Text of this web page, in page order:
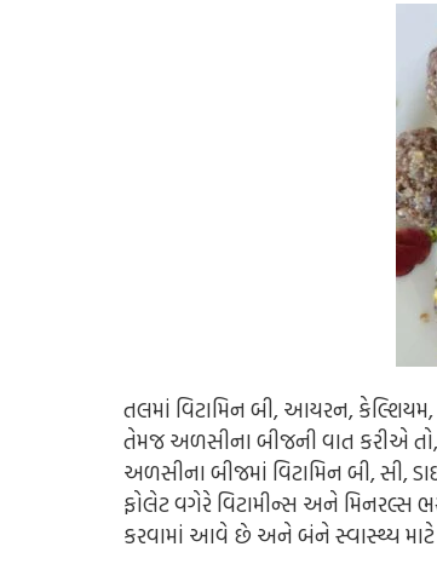
તલમાં વિટામિન બી, આયરન,
તેમજ અળસીના બીજની વાત કરીએ
અળસીના બીજમાં વિટામિન બી, સી,
ફોલેટ વગેરે વિટામીન્સ અને મિનરલ્સ
કરવામાં આવે છે અને બંને સ્વાસ્થ્ય માટે